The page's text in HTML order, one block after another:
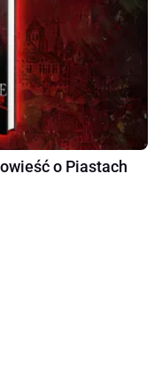
o Piastach